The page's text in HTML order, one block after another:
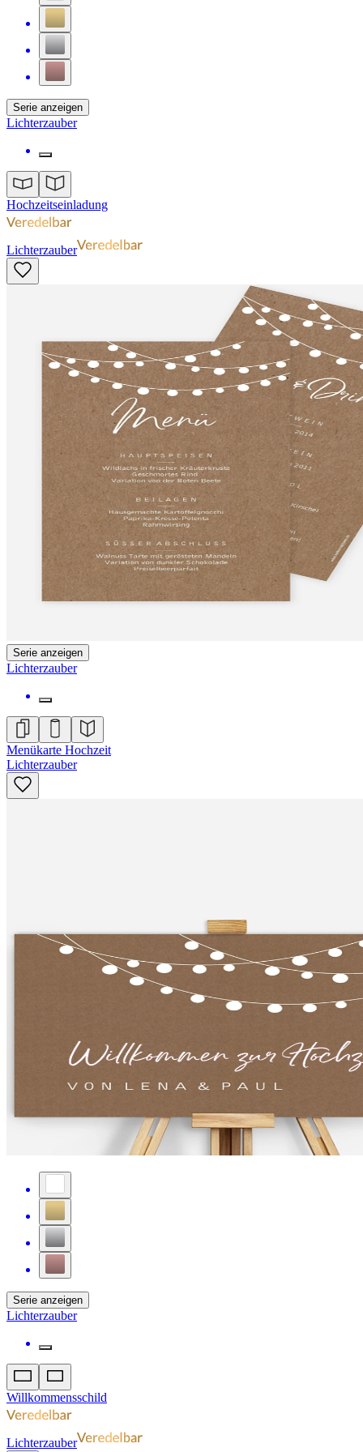
Serie anzeigen
Lichterzauber
Hochzeitseinladung
Lichterzauber
Serie anzeigen
Lichterzauber
Menükarte Hochzeit
Lichterzauber
Serie anzeigen
Lichterzauber
Willkommensschild
Lichterzauber